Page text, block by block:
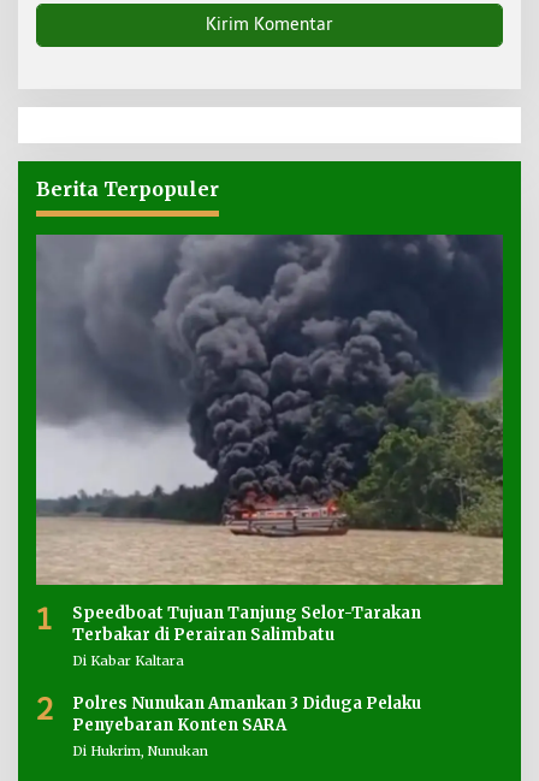
Berita Terpopuler
1
Speedboat Tujuan Tanjung Selor-Tarakan
Terbakar di Perairan Salimbatu
Di Kabar Kaltara
2
Polres Nunukan Amankan 3 Diduga Pelaku
Penyebaran Konten SARA
Di Hukrim, Nunukan